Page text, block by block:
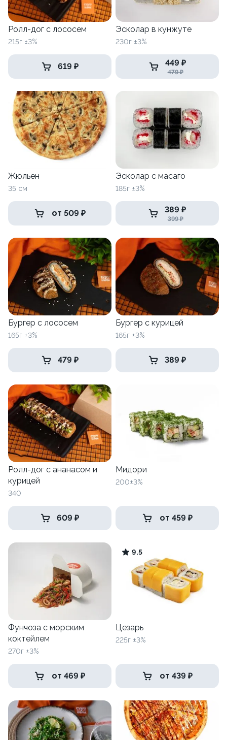
Ролл-дог с лососем
215г ±3%
619 ₽
Эсколар в кунжуте
230г ±3%
449 ₽
479 ₽
Жюльен
35 см
от 509 ₽
Эсколар с масаго
185г ±3%
389 ₽
399 ₽
Бургер с лососем
165г ±3%
479 ₽
Бургер с курицей
165г ±3%
389 ₽
Ролл-дог с ананасом и
курицей
340
609 ₽
Мидори
200±3%
от 459 ₽
Фунчоза с морским
коктейлем
270г ±3%
от 469 ₽
9.5
Цезарь
225г ±3%
от 439 ₽